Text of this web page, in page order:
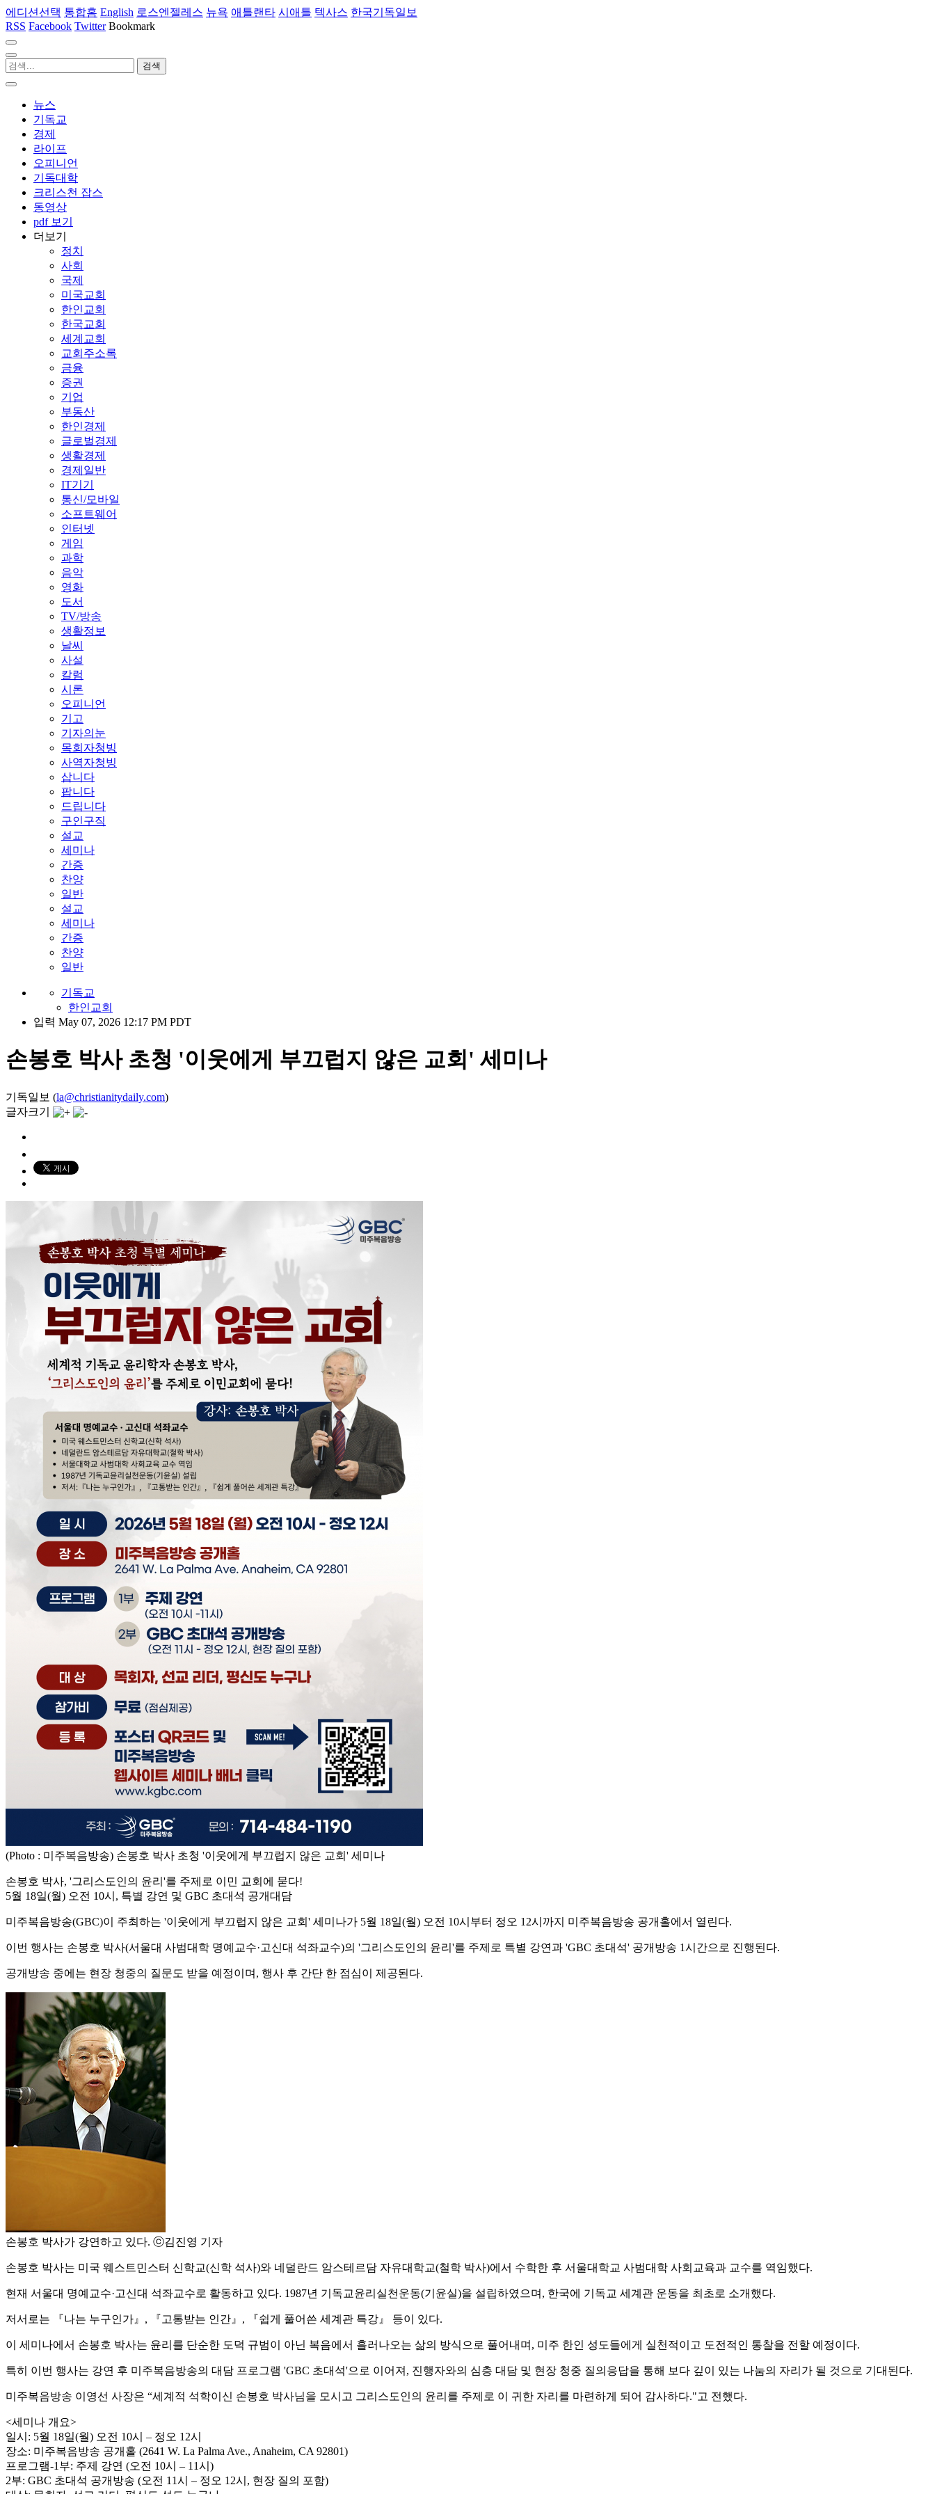
에디션선택 통합홈 English 로스엔젤레스 뉴욕 애틀랜타 시애틀 텍사스 한국기독일보
RSS Facebook Twitter Bookmark
뉴스
기독교
경제
라이프
오피니언
기독대학
크리스천 잡스
동영상
pdf 보기
더보기
정치
사회
국제
미국교회
한인교회
한국교회
세계교회
교회주소록
금융
증권
기업
부동산
한인경제
글로벌경제
생활경제
경제일반
IT기기
통신/모바일
소프트웨어
인터넷
게임
과학
음악
영화
도서
TV/방송
생활정보
날씨
사설
칼럼
시론
오피니언
기고
기자의눈
목회자청빙
사역자청빙
삽니다
팝니다
드립니다
구인구직
설교
세미나
간증
찬양
일반
설교
세미나
간증
찬양
일반
기독교
한인교회
입력 May 07, 2026 12:17 PM PDT
손봉호 박사 초청 '이웃에게 부끄럽지 않은 교회' 세미나
기독일보 (la@christianitydaily.com)
글자크기
(Photo : 미주복음방송) 손봉호 박사 초청 '이웃에게 부끄럽지 않은 교회' 세미나
손봉호 박사, '그리스도인의 윤리'를 주제로 이민 교회에 묻다!
5월 18일(월) 오전 10시, 특별 강연 및 GBC 초대석 공개대담
미주복음방송(GBC)이 주최하는 '이웃에게 부끄럽지 않은 교회' 세미나가 5월 18일(월) 오전 10시부터 정오 12시까지 미주복음방송 공개홀에서 열린다.
이번 행사는 손봉호 박사(서울대 사범대학 명예교수·고신대 석좌교수)의 '그리스도인의 윤리'를 주제로 특별 강연과 'GBC 초대석' 공개방송 1시간으로 진행된다.
공개방송 중에는 현장 청중의 질문도 받을 예정이며, 행사 후 간단 한 점심이 제공된다.
손봉호 박사가 강연하고 있다. ⓒ김진영 기자
손봉호 박사는 미국 웨스트민스터 신학교(신학 석사)와 네덜란드 암스테르담 자유대학교(철학 박사)에서 수학한 후 서울대학교 사범대학 사회교육과 교수를 역임했다.
현재 서울대 명예교수·고신대 석좌교수로 활동하고 있다. 1987년 기독교윤리실천운동(기윤실)을 설립하였으며, 한국에 기독교 세계관 운동을 최초로 소개했다.
저서로는 『나는 누구인가』, 『고통받는 인간』, 『쉽게 풀어쓴 세계관 특강』 등이 있다.
이 세미나에서 손봉호 박사는 윤리를 단순한 도덕 규범이 아닌 복음에서 흘러나오는 삶의 방식으로 풀어내며, 미주 한인 성도들에게 실천적이고 도전적인 통찰을 전할 예정이다.
특히 이번 행사는 강연 후 미주복음방송의 대담 프로그램 'GBC 초대석'으로 이어져, 진행자와의 심층 대담 및 현장 청중 질의응답을 통해 보다 깊이 있는 나눔의 자리가 될 것으로 기대된다.
미주복음방송 이영선 사장은 “세계적 석학이신 손봉호 박사님을 모시고 그리스도인의 윤리를 주제로 이 귀한 자리를 마련하게 되어 감사하다."고 전했다.
<세미나 개요>
일시: 5월 18일(월) 오전 10시 – 정오 12시
장소: 미주복음방송 공개홀 (2641 W. La Palma Ave., Anaheim, CA 92801)
프로그램-1부: 주제 강연 (오전 10시 – 11시)
2부: GBC 초대석 공개방송 (오전 11시 – 정오 12시, 현장 질의 포함)